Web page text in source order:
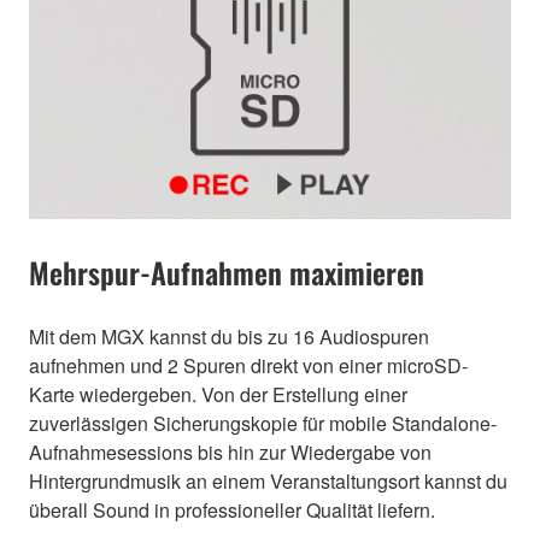
Mehrspur-Aufnahmen maximieren
Mit dem MGX kannst du bis zu 16 Audiospuren
aufnehmen und 2 Spuren direkt von einer microSD-
Karte wiedergeben. Von der Erstellung einer
zuverlässigen Sicherungskopie für mobile Standalone-
Aufnahmesessions bis hin zur Wiedergabe von
Hintergrundmusik an einem Veranstaltungsort kannst du
überall Sound in professioneller Qualität liefern.